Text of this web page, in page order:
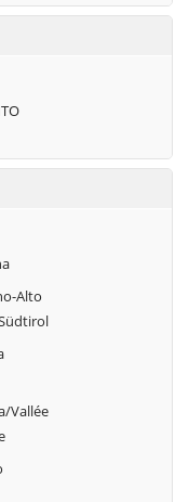
di
di
Alto
Vallée